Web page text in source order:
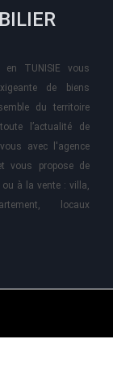
en TUNISIE vous
de biens
du territoire
l’actualité de
avec l'agence
vous propose de
à la vente : villa,
locaux